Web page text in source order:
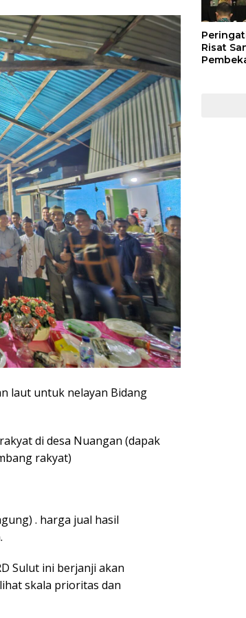
laut untuk nelayan Bidang
di desa Nuangan (dapak
rakyat)
. harga jual hasil
Sulut ini berjanji akan
skala prioritas dan
Risat